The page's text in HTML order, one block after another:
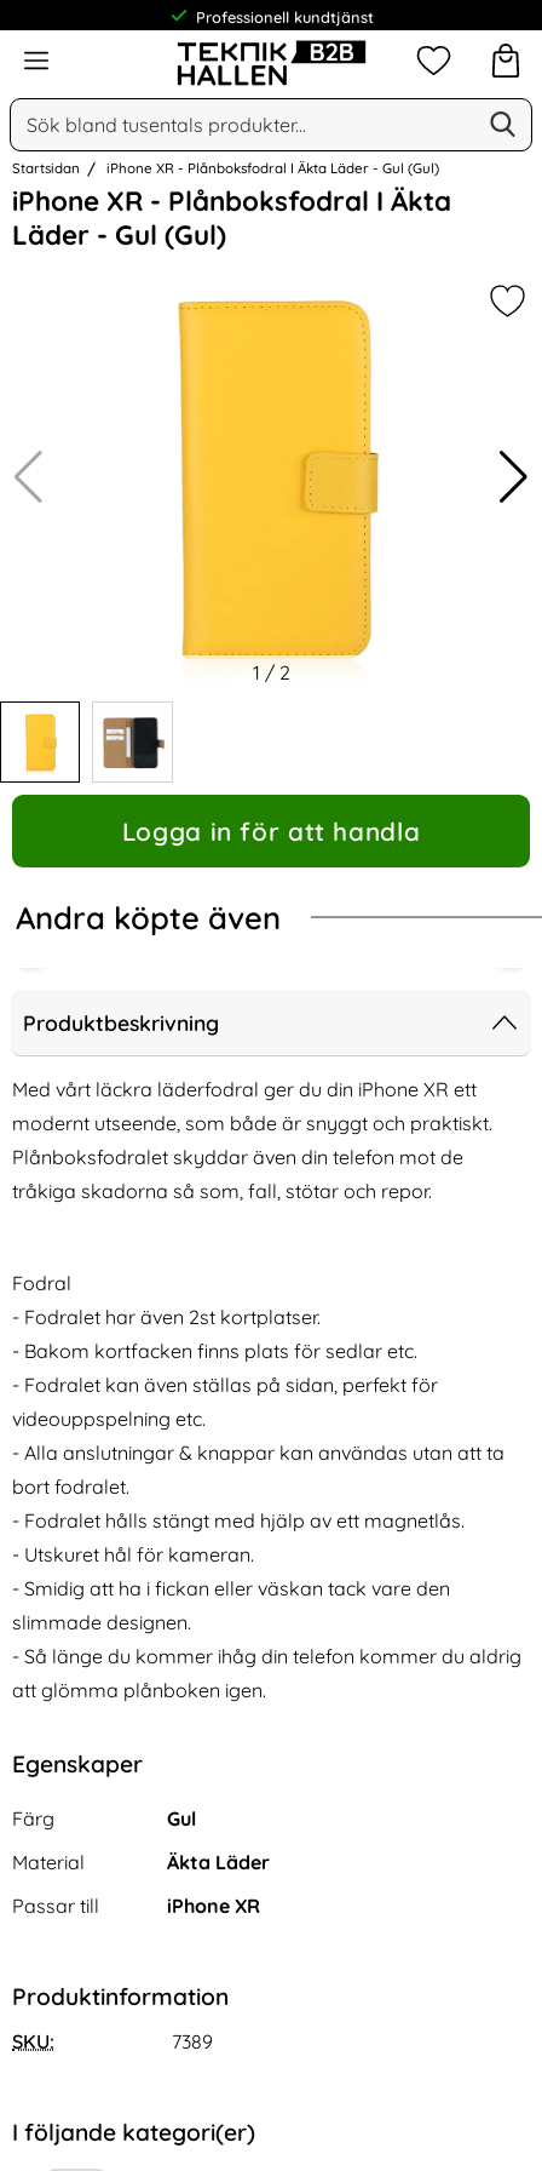
Professionell kundtjänst
Meny
Sök
Sök på Narse Group AB
Mina
Startsidan iPhone XR - Plånboksfodral I Äkta Läder - Gul (Gul)
iPhone XR - Plånboksfodral I Äkta
Läder - Gul (Gul)
Hoppa
över
Bilder
1 / 2
Logga in för att handla
Andra köpte även
Slim Svart
holdit iPhone 11/XR -
Skärmskydd Heltäckande -
Privacyglas
Art. nr 19178
rea pris
163 krtidigare pris
163 kr
Tillgänglighet:
I lager
Köp
11/XR - Skärmskydd Heltäckande - Privacyglas
Art. nr 212538
rea pris
124 krtidigare pris
149 kr
Tillgänglighet:
holdit iPhone 11/XR
Produktbeskrivning
Med vårt läckra läderfodral ger du din iPhone XR ett
modernt utseende, som både är snyggt och praktiskt.
Plånboksfodralet skyddar även din telefon mot de
tråkiga skadorna så som, fall, stötar och repor.
Fodral
- Fodralet har även 2st kortplatser.
- Bakom kortfacken finns plats för sedlar etc.
- Fodralet kan även ställas på sidan, perfekt för
videouppspelning etc.
- Alla anslutningar & knappar kan användas utan att ta
bort fodralet.
- Fodralet hålls stängt med hjälp av ett magnetlås.
- Utskuret hål för kameran.
- Smidig att ha i fickan eller väskan tack vare den
slimmade designen.
- Så länge du kommer ihåg din telefon kommer du aldrig
att glömma plånboken igen.
Egenskaper
Egenskaper/attribut för denna produkt
Attribut
Färg
Gul
Material
Äkta Läder
Passar till
iPhone XR
Produktinformation
SKU: 7389
I följande kategori(er)